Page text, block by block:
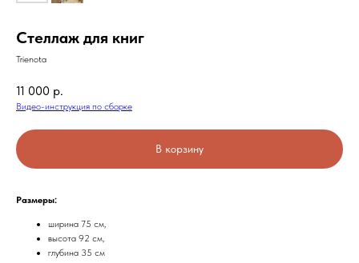
Стеллаж для книг
Trienota
11 000 р.
Видео-инструкция по сборке
В корзину
Размеры:
ширина 75 см,
высота 92 см,
глубина 35 см